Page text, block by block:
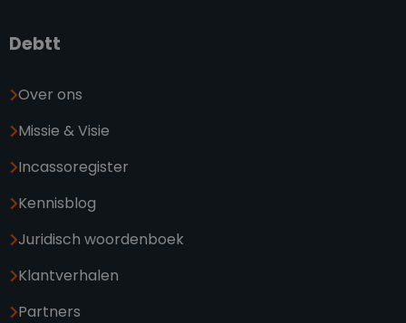
Debtt
Over ons
Missie & Visie
Incassoregister
Kennisblog
Juridisch woordenboek
Klantverhalen
Partners